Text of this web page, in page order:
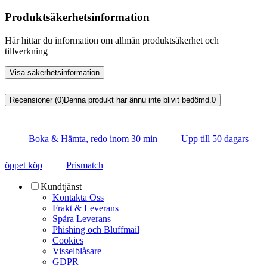
Produktsäkerhetsinformation
Här hittar du information om allmän produktsäkerhet och
tillverkning
Visa säkerhetsinformation
Recensioner (0)Denna produkt har ännu inte blivit bedömd.0
Boka & Hämta, redo inom 30 min Upp till 50 dagars
öppet köp Prismatch
Kundtjänst
Kontakta Oss
Frakt & Leverans
Spåra Leverans
Phishing och Bluffmail
Cookies
Visselblåsare
GDPR